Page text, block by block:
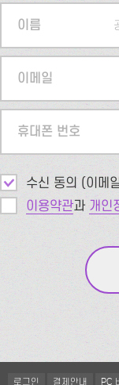
이름
이메일
휴대폰 번호
수신 동의 (이메
이용약관과 개인
로그인 결제안내 PC